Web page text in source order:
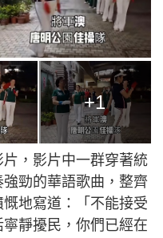
+1
，影片中一群穿著統
勁的華語歌曲，整齊
地寫道：「不能接受
靜擾民，你們已經在